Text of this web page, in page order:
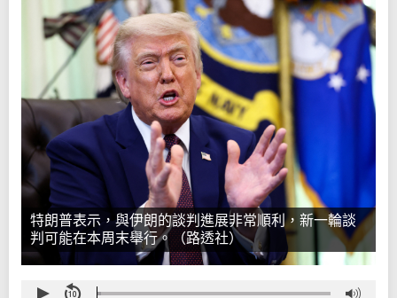
特朗普表示，與伊朗的談判進展非常順利，新一輪談
判可能在本周末舉行。（路透社）